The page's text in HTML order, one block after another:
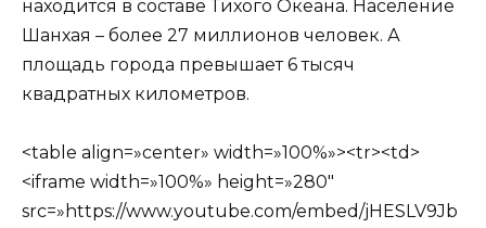
находится в составе Тихого Океана. Население
Шанхая – более 27 миллионов человек. А
площадь города превышает 6 тысяч
квадратных километров.
<table align=»center» width=»100%»><tr><td>
<iframe width=»100%» height=»280″
src=»https://www.youtube.com/embed/jHESLV9Jb